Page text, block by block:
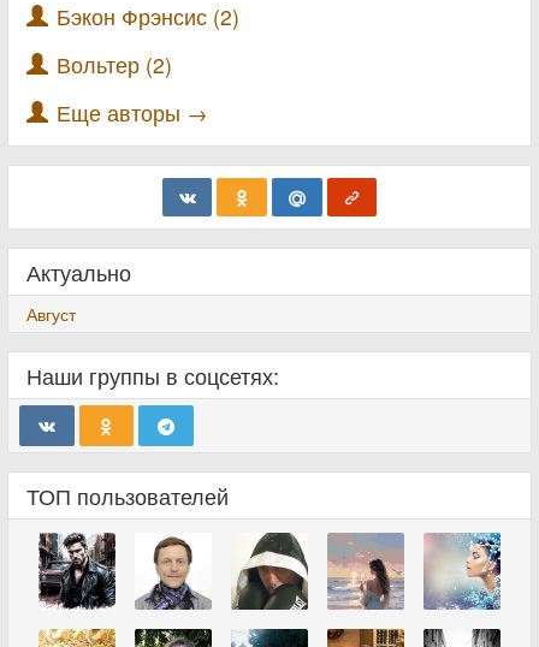
Бэкон Фрэнсис (2)
Вольтер (2)
Еще авторы →
Актуально
Август
Наши группы в соцсетях:
ТОП пользователей